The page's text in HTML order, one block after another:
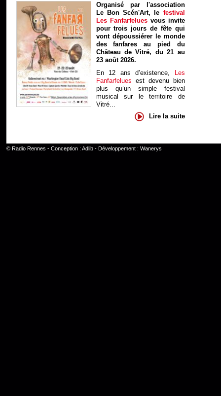
Organisé par l'association
Le Bon Scén'Art, le festival
Les Fanfarfelues vous invite
pour trois jours de fête qui
vont dépoussiérer le monde
des fanfares au pied du
Château de Vitré, du 21 au
23 août 2026.
En 12 ans d’existence, Les
Fanfarfelues est devenu bien
plus qu’un simple festival
musical sur le territoire de
Vitré...
Lire la suite
© Radio Rennes - Conception : Adlib- Développement : Wanerys